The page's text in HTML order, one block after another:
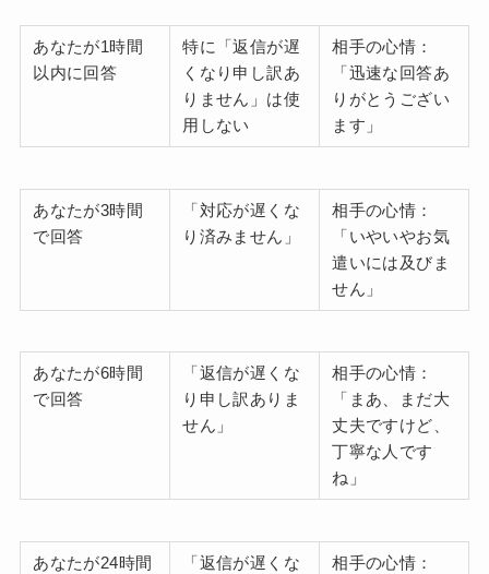
あなたが1時間
以内に回答
特に「返信が遅
くなり申し訳あ
りません」は使
用しない
相手の心情：
「迅速な回答あ
りがとうござい
ます」
あなたが3時間
で回答
「対応が遅くな
り済みません」
相手の心情：
「いやいやお気
遣いには及びま
せん」
あなたが6時間
で回答
「返信が遅くな
り申し訳ありま
せん」
相手の心情：
「まあ、まだ大
丈夫ですけど、
丁寧な人です
ね」
あなたが24時間
「返信が遅くな
相手の心情：